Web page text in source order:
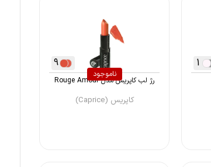
1
9
ناموجود
رژ لب کاپریس مدل Rouge Amour
کاپریس (Caprice)